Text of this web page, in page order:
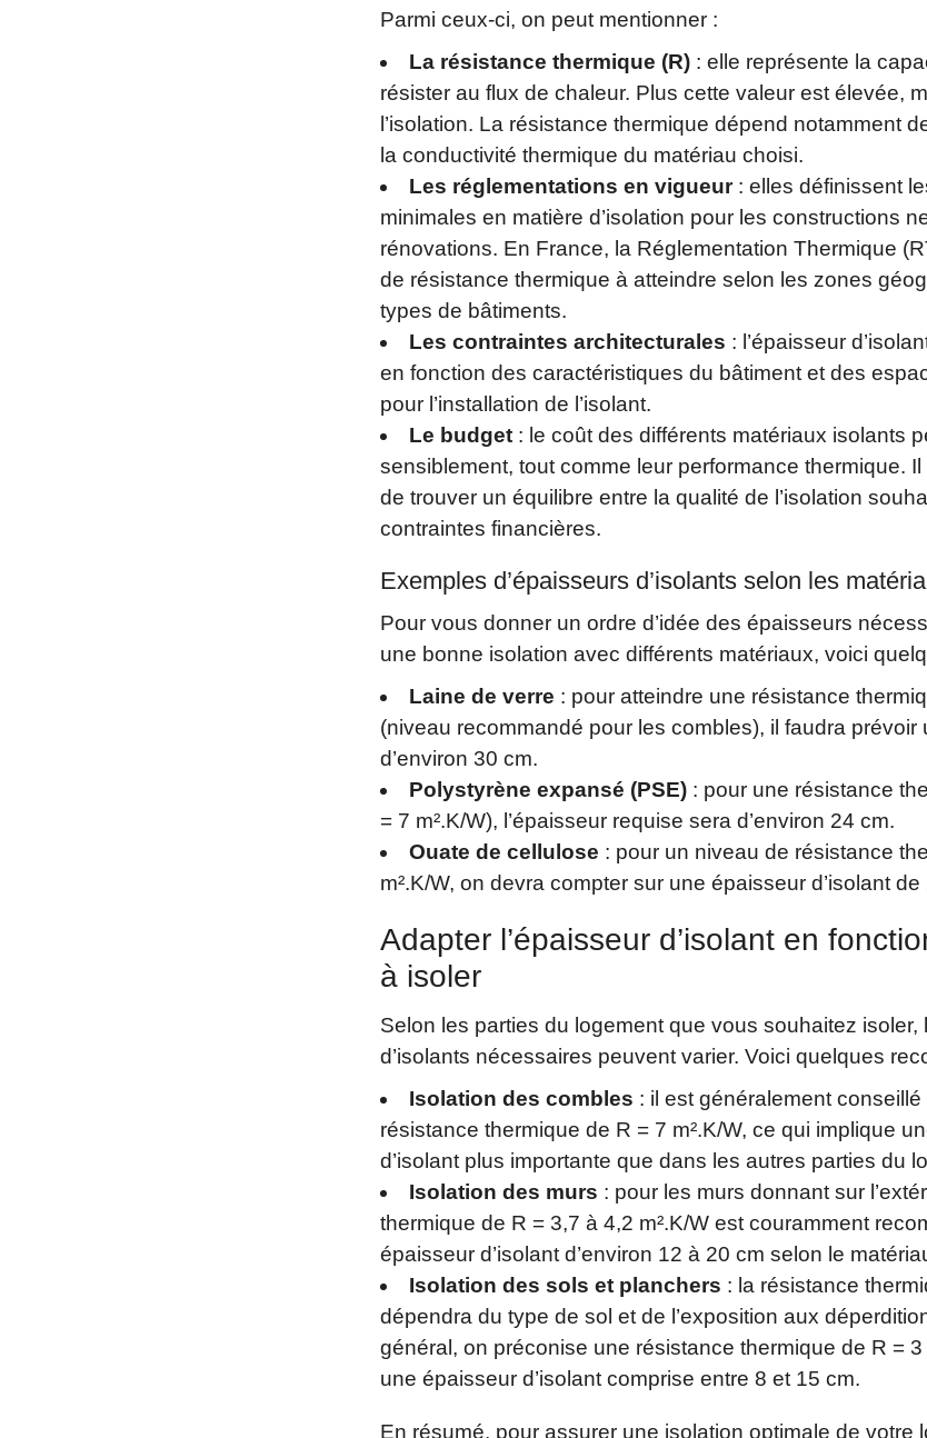
Parmi ceux-ci, on peut mentionner :
La résistance thermique (R): elle représente la
résister au flux de chaleur. Plus cette valeur est élevée,
l’isolation. La résistance thermique dépend notamment
la conductivité thermique du matériau choisi.
Les réglementations en vigueur: elles définissent
minimales en matière d’isolation pour les constructions
rénovations. En France, la Réglementation Thermique
de résistance thermique à atteindre selon les zones
types de bâtiments.
Les contraintes architecturales : l’épaisseur
en fonction des caractéristiques du bâtiment et des
pour l’installation de l’isolant.
Le budget: le coût des différents matériaux isolants
sensiblement, tout comme leur performance thermique.
de trouver un équilibre entre la qualité de l’isolation
contraintes financières.
Exemples d’épaisseurs d’isolants selon les
Pour vous donner un ordre d’idée des épaisseurs
une bonne isolation avec différents matériaux, voici
Laine de verre : pour atteindre une résistance
(niveau recommandé pour les combles), il faudra prévoir
d’environ 30 cm.
Polystyrène expansé (PSE): pour une résistance
= 7 m².K/W), l’épaisseur requise sera d’environ 24 cm.
Ouate de cellulose : pour un niveau de résistance
m².K/W, on devra compter sur une épaisseur d’isolant
Adapter l’épaisseur d’isolant en
à isoler
Selon les parties du logement que vous souhaitez isoler,
d’isolants nécessaires peuvent varier. Voici quelques
Isolation des combles : il est généralement
résistance thermique de R = 7 m².K/W, ce qui implique
d’isolant plus importante que dans les autres parties du
Isolation des murs : pour les murs donnant sur
thermique de R = 3,7 à 4,2 m².K/W est couramment
épaisseur d’isolant d’environ 12 à 20 cm selon le
Isolation des sols et planchers : la résistance
dépendra du type de sol et de l’exposition aux
général, on préconise une résistance thermique de R = 3
une épaisseur d’isolant comprise entre 8 et 15 cm.
En résumé, pour assurer une isolation optimale de votre